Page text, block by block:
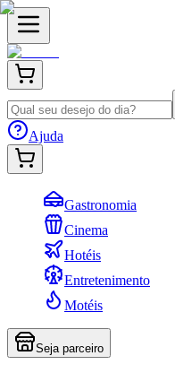
Ajuda
Gastronomia
Cinema
Hotéis
Entretenimento
Motéis
Seja parceiro